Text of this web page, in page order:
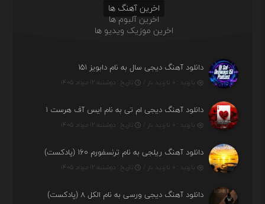
اخرین آهنگ ها
اخرین آلبوم ها
اخرین موزیک ویدیو ها
دانلود آهنگ دیجی سال به نام دابویز ۱۵۱
بازدید : ۰ بازدید بار / تاریخ : دوشنبه ۱۲ مرداد ۱۴۰۵
دانلود آهنگ دیجی ام تی به نام ایس آف هرست ۱
بازدید : ۰ بازدید بار / تاریخ : دوشنبه ۱۲ مرداد ۱۴۰۵
دانلود آهنگ ریلجی به نام ترنسفورم ۱۶۰ (پادکست)
بازدید : ۰ بازدید بار / تاریخ : دوشنبه ۱۲ مرداد ۱۴۰۵
دانلود آهنگ دیجی ورسی به نام الکل ۸ (پادکست)